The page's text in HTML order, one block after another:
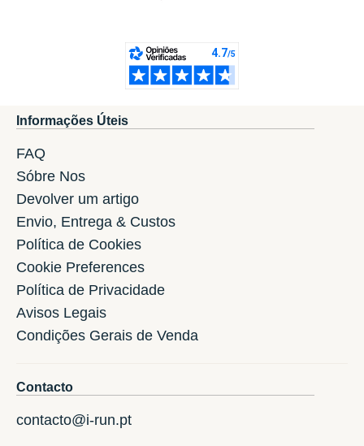
Informações Úteis
FAQ
Sóbre Nos
Devolver um artigo
Envio, Entrega & Custos
Política de Cookies
Cookie Preferences
Política de Privacidade
Avisos Legais
Condições Gerais de Venda
Contacto
contacto@i-run.pt